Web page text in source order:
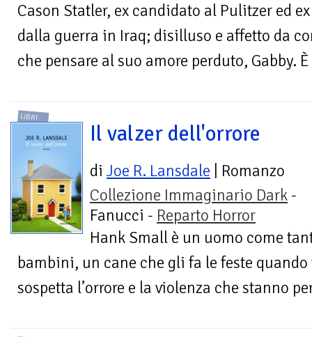
Cason Statler, ex candidato al Pulitzer ed
dalla guerra in Iraq; disilluso e affetto da
che pensare al suo amore perduto, Gabby.
LIBRI
Il valzer dell'orrore
di Joe R. Lansdale | Romanzo
Collezione Immaginario Dark -
Fanucci - Reparto Horror
Hank Small è un uomo come
bambini, un cane che gli fa le feste
sospetta l’orrore e la violenza che stanno